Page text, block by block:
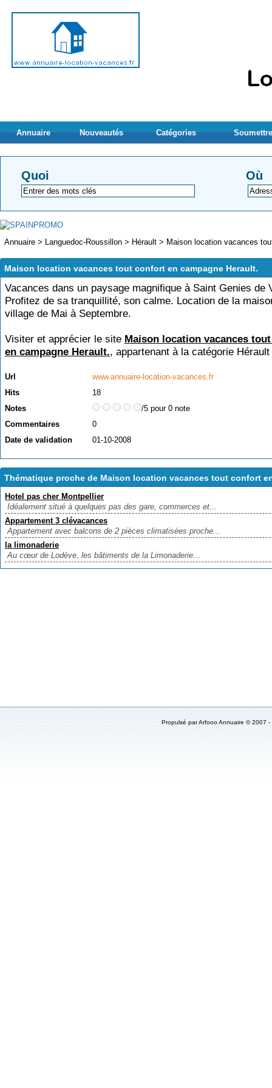
Annuaire Nouveautés Catégories
Quoi Où
Annuaire > Languedoc-Roussillon > Hérault > Maison location vacances
Maison location vacances tout confort en campagne Herault.
Vacances dans un paysage magnifique à Saint Genies de
Profitez de sa tranquillité, son calme. Location de la
village de Mai à Septembre.
Visiter et apprécier le site Maison location vacances
en campagne Herault., appartenant à la catégorie Hérault
Url
www.annuaire-location-vacances.fr
Hits
18
Notes
/5 pour 0 note
Commentaires
0
Date de validation
01-10-2008
Thématique proche de Maison location vacances tout confort
Hotel pas cher Montpellier
Idéalement situé à quelques pas des gare, commerces et...
Appartement 3 clévacances
Appartement avec balcons de 2 pièces climatisées proche...
la limonaderie
Au cœur de Lodève, les bâtiments de la Limonaderie...
Propulsé par Arfooo Annuaire ©